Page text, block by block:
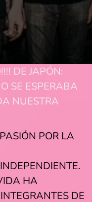
DE JAPÓN:
SE ESPERABA
NUESTRA
POR LA
HA
DE